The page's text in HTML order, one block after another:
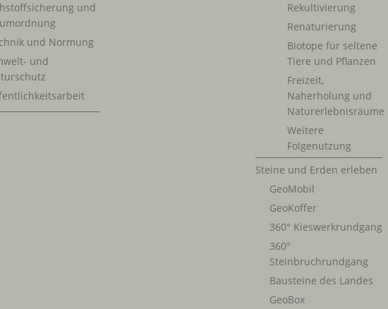
und
und Normung
und
Rekultivierung
Renaturierung
Biotope für seltene
Tiere und Pflanzen
Freizeit,
Naherholung und
Naturerlebnisräume
Weitere
Folgenutzung
Steine und Erden erleben
GeoMobil
GeoKoffer
360° Kieswerkrundgang
360°
Steinbruchrundgang
Bausteine des Landes
GeoBox